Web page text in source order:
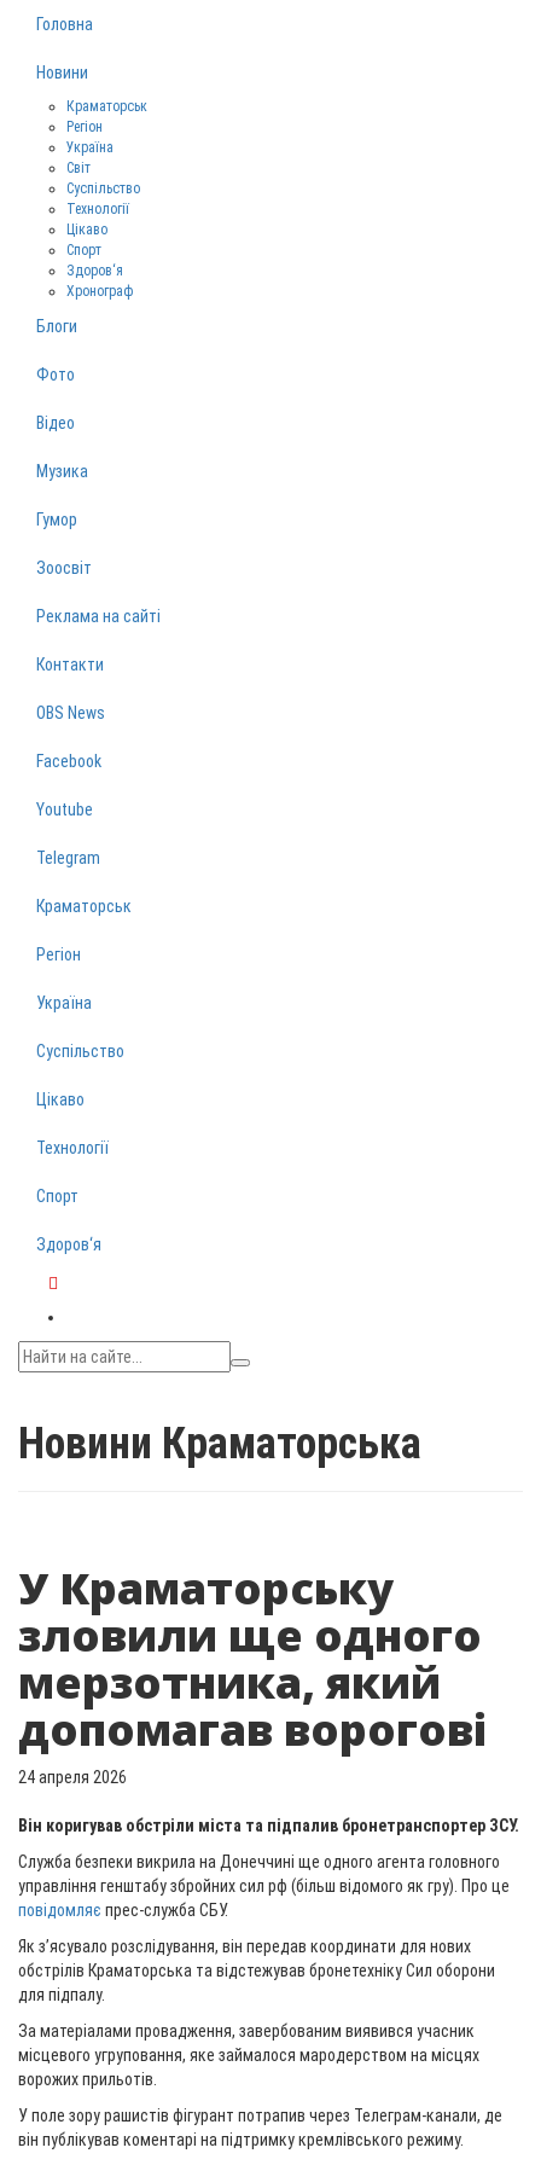
Головна
Новини
Краматорськ
Регіон
Україна
Світ
Суспільство
Технології
Цікаво
Спорт
Здоров‘я
Хронограф
Блоги
Фото
Відео
Музика
Гумор
Зоосвіт
Реклама на сайті
Контакти
OBS News
Facebook
Youtube
Telegram
Краматорськ
Регіон
Україна
Суспільство
Цікаво
Технології
Спорт
Здоров‘я
Новини Краматорська
У Краматорську
зловили ще одного
мерзотника, який
допомагав ворогові
24 апреля 2026
Він коригував обстріли міста та підпалив бронетранспортер ЗСУ.
Служба безпеки викрила на Донеччині ще одного агента головного
управління генштабу збройних сил рф (більш відомого як гру). Про це
повідомляє прес-служба СБУ.
Як з’ясувало розслідування, він передав координати для нових
обстрілів Краматорська та відстежував бронетехніку Сил оборони
для підпалу.
За матеріалами провадження, завербованим виявився учасник
місцевого угруповання, яке займалося мародерством на місцях
ворожих прильотів.
У поле зору рашистів фігурант потрапив через Телеграм-канали, де
він публікував коментарі на підтримку кремлівського режиму.